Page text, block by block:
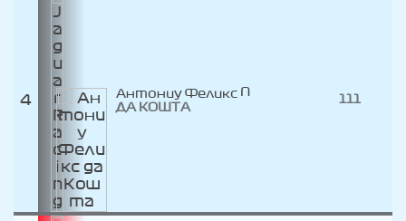
4
Антониу Феликс
ДА КОШТА
111